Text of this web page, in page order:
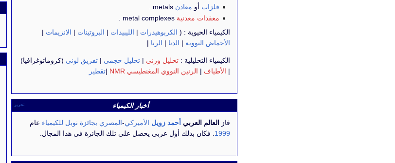
فلزات أو معادن metals .
معقدات معدنية metal complexes .
الكيمياء الحيوية : ( الكربوهيدرات | الليبيدات | البروتينات | الانزيمات |
الأحماض النووية | الدنا | الرنا |
الكيمياء التحليلية : تحليل وزني | تحليل حجمي | تفريق لوني (كروماتوغرافيا)
| الأطياف | الرنين النووي المغنطيسي NMR |تقطير
تحرير أخبار الكيمياء
فاز العالم العربي أحمد زويل الأميركي-المصري بجائزة نوبل للكيمياء عام
1999. فكان بذلك أول عربي يحصل على تلك الجائزة في هذا المجال.